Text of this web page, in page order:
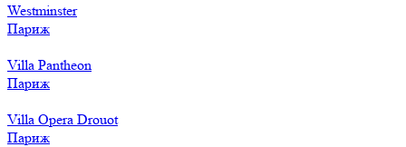
Westminster
Париж
Villa Pantheon
Париж
Villa Opera Drouot
Париж